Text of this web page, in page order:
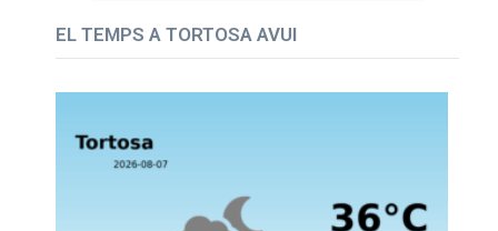
EL TEMPS A TORTOSA AVUI